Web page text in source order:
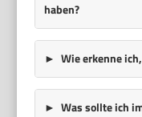
haben?
Wie erkenne
Was sollte ich